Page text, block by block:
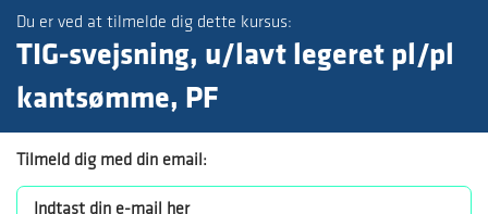
Du er ved at tilmelde dig dette kursus:
TIG-svejsning, u/lavt legeret pl/pl
kantsømme, PF
Tilmeld dig med din email: